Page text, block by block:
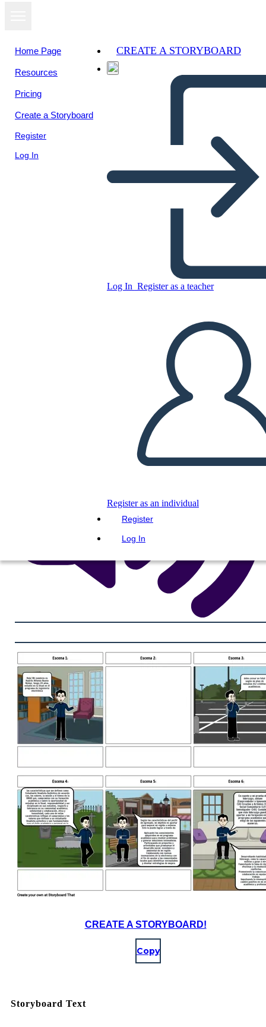
Home Page
Resources
Pricing
Create a Storyboard
Register
Log In
CREATE A STORYBOARD
Log In Register as a teacher
Register as an individual
Register
Log In
Untitled Storyboard
CREATE A STORYBOARD
PLAY SLIDESHOW
READ TO ME
View as
slideshow
CREATE A STORYBOARD!
Copy
Storyboard Text